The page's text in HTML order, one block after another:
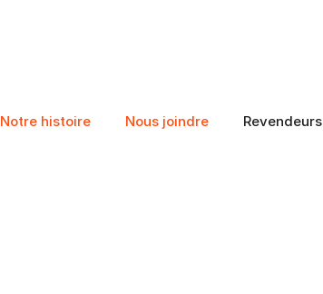
Notre histoire Nous joindre Revendeurs